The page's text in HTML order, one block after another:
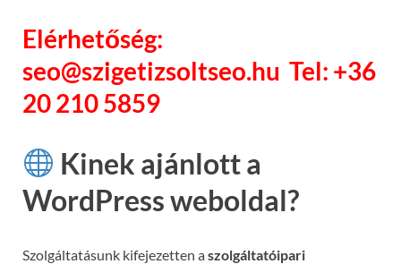
Elérhetőség:
seo@szigetizsoltseo.hu Tel: +36
20 210 5859
Kinek ajánlott a
WordPress weboldal?
Szolgáltatásunk kifejezetten aszolgáltatóipari